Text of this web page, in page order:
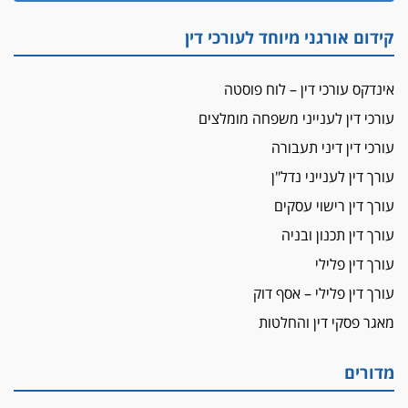
מאסר לעורך הדין
פיקטיביות בשם פלסטינים
על המידתיות
ביה"ד המשמעתי ביטל השעיה לצמיתות של
עורכת-דין שהביעה שמחה ב-7 באוקטובר
אשם
עו"ד הלל בבייב הורשע בהונאת עשרות לקוחות,
ההסדר: 7-9 שנות מאסר
דין ומקרקעין
עורך דין ברמת השרון נחקר בחשד למרמה בעסקת
תובעת משטרתית פוטרה בחשד לעישון סמים
שנחשף בפעילות בלשים בטלגרם
קידום אורגני מיוחד לעורכי דין
אינדקס עורכי דין – לוח פוסטה
עורכי דין לענייני משפחה מומלצים
עורכי דין דיני תעבורה
עורך דין לענייני נדל"ן
עורך דין רישוי עסקים
עורך דין תכנון ובניה
עורך דין פלילי
עורך דין פלילי – אסף דוק
מאגר פסקי דין והחלטות
מדורים